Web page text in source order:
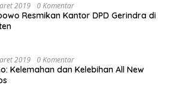
2019 0 Komentar
Resmikan Kantor DPD Gerindra di
2019 0 Komentar
Kelemahan dan Kelebihan All New